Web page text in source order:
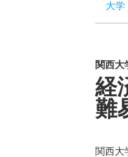
大学
関西大
経
難
関西大